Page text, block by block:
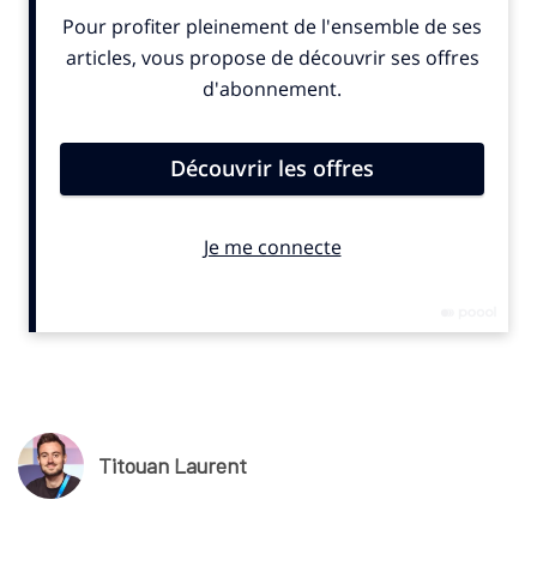
par la société Birth.
A travers cette communication, la marque espère peut-être
connaître le même succès qu’en 2023. Juste avant la Coupe du
promouvoir le football féminin et renverser les préjugés en
changeant les joueuses de l’équipe de France par des joueurs
tour du monde, cumulé plus de 100 millions de vues et
Titouan Laurent